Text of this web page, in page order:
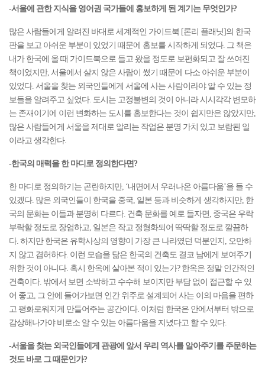
-서울에 관한 지식을 영어권 국가들에 홍보하게 된 계기는 무엇인가?
많은 사람들에게 알려진 바대로 세계적인 가이드북 [론리 플래닛]의 한국
판을 보고 아쉬운 부분이 있었기 때문에 홍보를 시작하게 되었다. 그 책은
내가 한국에 올 때 가이드북으로 들고 왔을 정도로 보편화되고 잘 쓰여진
책이었지만, 서울에서 살지 않은 사람이 썼기 때문에 다소 아쉬운 부분이
있었다. 서울을 찾는 외국인들에게 서울에 사는 사람이라야 알 수 있는 정
보들을 알려주고 싶었다. 도시는 고정불변의 것이 아니라 시시각각 변모하
는 존재이기에 이런 변화하는 도시를 홍보한다는 것이 쉽지만은 않았지만,
많은 사람들에게 서울을 제대로 알리는 작업은 분명 가치 있고 보람된 일
이라고 생각한다.
-한국의 매력을 한 마디로 정의한다면?
한 마디로 정의하기는 곤란하지만, ‘내면에서 우러나온 아름다움’을 들 수
있겠다. 많은 외국인들이 한국을 중국, 일본 등과 비슷하게 생각하지만, 한
국의 문화는 이들과 분명히 다르다. 건축 문화를 예로 들자면, 중국은 우락
부락할 정도로 장엄하고, 일본은 작고 정형화되어 딱딱할 정도로 깔끔하
다. 하지만 한국은 유학사상의 영향이 가장 큰 나라였던 덕분인지, 오만하
지 않고 겸허하다. 이런 모습을 닮은 한국의 건축도 결코 남에게 보여주기
위한 것이 아니다. 혹시 한옥에 살아본 적이 있는가? 한옥은 정말 인간적인
건축이다. 밖에서 보면 소박하고 수수해 보이지만 부담 없이 접근할 수 있
어 좋고, 그 안에 들어가보면 인간 위주로 설계되어 사는 이의 마음을 편하
고 평화로워지게 만들어주는 공간이다. 이처럼 한국은 안에서부터 밖으로
감상해나가야 비로소 알 수 있는 아름다움을 지녔다고 할 수 있다.
-서울을 찾는 외국인들에게 관광에 앞서 우리 역사를 알아주기를 주문하는
것도 바로 그 때문인가?